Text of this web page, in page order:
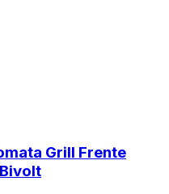
Grill Frente